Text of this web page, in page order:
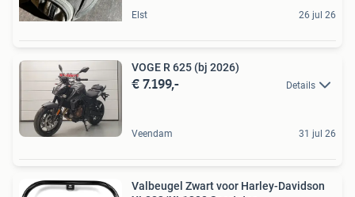
Elst 26 jul 26
VOGE R 625 (bj 2026)
€ 7.199,- Details
Veendam 31 jul 26
Valbeugel Zwart voor Harley-Davidson